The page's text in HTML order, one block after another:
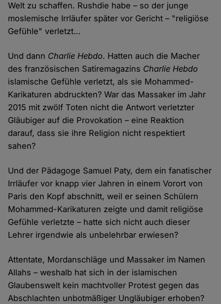
Welt zu schaffen. Rushdie habe – so der junge
moslemische Irrläufer später vor Gericht – "religiöse
Gefühle" verletzt…
Und dann Charlie Hebdo. Hatten auch die Macher
des französischen Satiremagazins Charlie Hebdo
islamische Gefühle verletzt, als sie Mohammed-
Karikaturen abdruckten? War das Massaker im Jahr
2015 mit zwölf Toten nicht die Antwort verletzter
Gläubiger auf die Provokation – eine Reaktion
darauf, dass sie ihre Religion nicht respektiert
sahen?
Und der Pädagoge Samuel Paty, dem ein fanatischer
Irrläufer vor knapp vier Jahren in einem Vorort von
Paris den Kopf abschnitt, weil er seinen Schülern
Mohammed-Karikaturen zeigte und damit religiöse
Gefühle verletzte – hatte sich nicht auch dieser
Lehrer irgendwie als unbelehrbar erwiesen?
Attentate, Mordanschläge und Massaker im Namen
Allahs – weshalb hat sich in der islamischen
Glaubenswelt kein machtvoller Protest gegen das
Abschlachten unbotmäßiger Ungläubiger erhoben?